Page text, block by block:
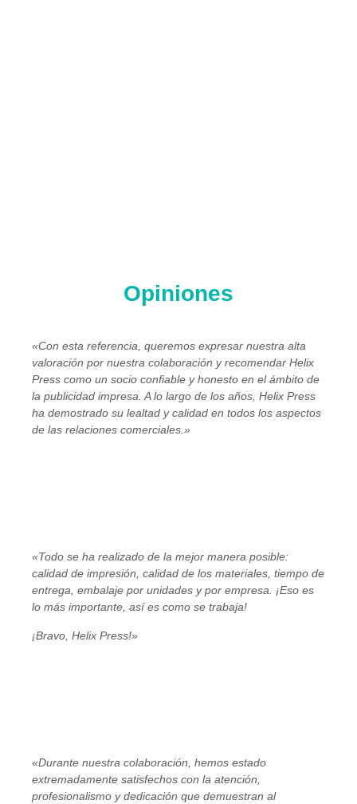
Opiniones
«Con esta referencia, queremos expresar nuestra alta
valoración por nuestra colaboración y recomendar Helix
Press como un socio confiable y honesto en el ámbito de
la publicidad impresa. A lo largo de los años, Helix Press
ha demostrado su lealtad y calidad en todos los aspectos
de las relaciones comerciales.»
«Todo se ha realizado de la mejor manera posible:
calidad de impresión, calidad de los materiales, tiempo de
entrega, embalaje por unidades y por empresa. ¡Eso es
lo más importante, así es como se trabaja!
¡Bravo, Helix Press!»
«Durante nuestra colaboración, hemos estado
extremadamente satisfechos con la atención,
profesionalismo y dedicación que demuestran al